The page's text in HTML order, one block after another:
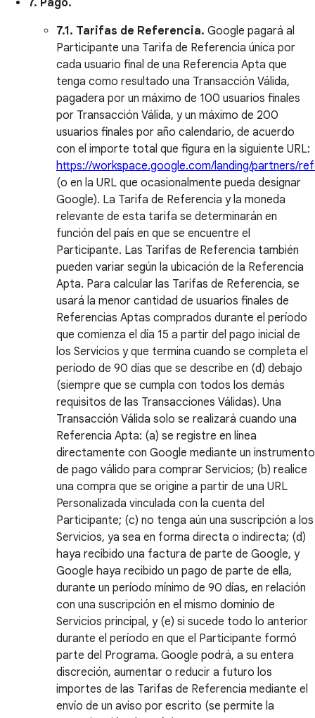
7. Pago.
7.1. Tarifas de Referencia. Google pagará al
Participante una Tarifa de Referencia única por
cada usuario final de una Referencia Apta que
tenga como resultado una Transacción Válida,
pagadera por un máximo de 100 usuarios finales
por Transacción Válida, y un máximo de 200
usuarios finales por año calendario, de acuerdo
con el importe total que figura en la siguiente URL:
https://workspace.google.com/landing/partners/
(o en la URL que ocasionalmente pueda designar
Google). La Tarifa de Referencia y la moneda
relevante de esta tarifa se determinarán en
función del país en que se encuentre el
Participante. Las Tarifas de Referencia también
pueden variar según la ubicación de la Referencia
Apta. Para calcular las Tarifas de Referencia, se
usará la menor cantidad de usuarios finales de
Referencias Aptas comprados durante el período
que comienza el día 15 a partir del pago inicial de
los Servicios y que termina cuando se completa el
período de 90 días que se describe en (d) debajo
(siempre que se cumpla con todos los demás
requisitos de las Transacciones Válidas). Una
Transacción Válida solo se realizará cuando una
Referencia Apta: (a) se registre en línea
directamente con Google mediante un instrumento
de pago válido para comprar Servicios; (b) realice
una compra que se origine a partir de una URL
Personalizada vinculada con la cuenta del
Participante; (c) no tenga aún una suscripción a los
Servicios, ya sea en forma directa o indirecta; (d)
haya recibido una factura de parte de Google, y
Google haya recibido un pago de parte de ella,
durante un período mínimo de 90 días, en relación
con una suscripción en el mismo dominio de
Servicios principal, y (e) si sucede todo lo anterior
durante el período en que el Participante formó
parte del Programa. Google podrá, a su entera
discreción, aumentar o reducir a futuro los
importes de las Tarifas de Referencia mediante el
envío de un aviso por escrito (se permite la